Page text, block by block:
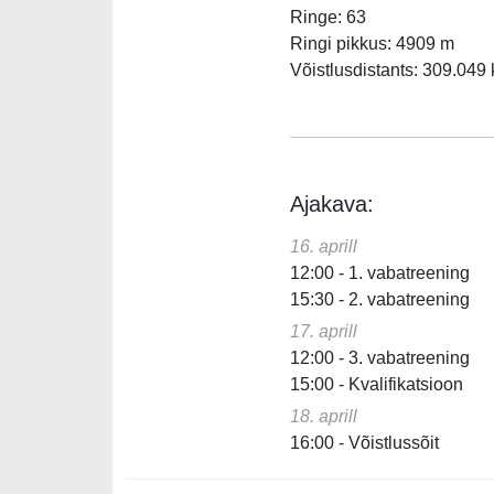
Ringe: 63
Ringi pikkus: 4909 m
Võistlusdistants: 309.049
Ajakava:
16. aprill
12:00 - 1. vabatreening
15:30 - 2. vabatreening
17. aprill
12:00 - 3. vabatreening
15:00 - Kvalifikatsioon
18. aprill
16:00 - Võistlussõit